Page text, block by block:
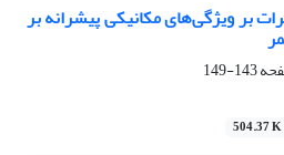
بر ویژگی‌های مکانیکی پیشرانه‌ بر
143-149
504.37 K